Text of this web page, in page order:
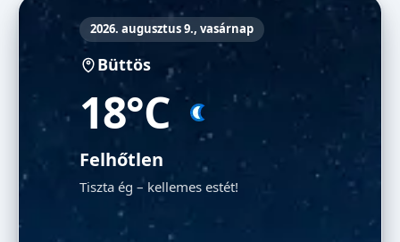
2026. augusztus 9., vasárnap
Büttös
18°C
Felhőtlen
Tiszta ég – kellemes estét!